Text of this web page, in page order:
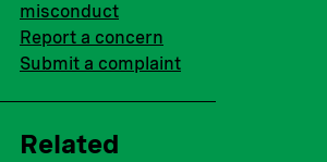
misconduct
Report a concern
Submit a complaint
Related